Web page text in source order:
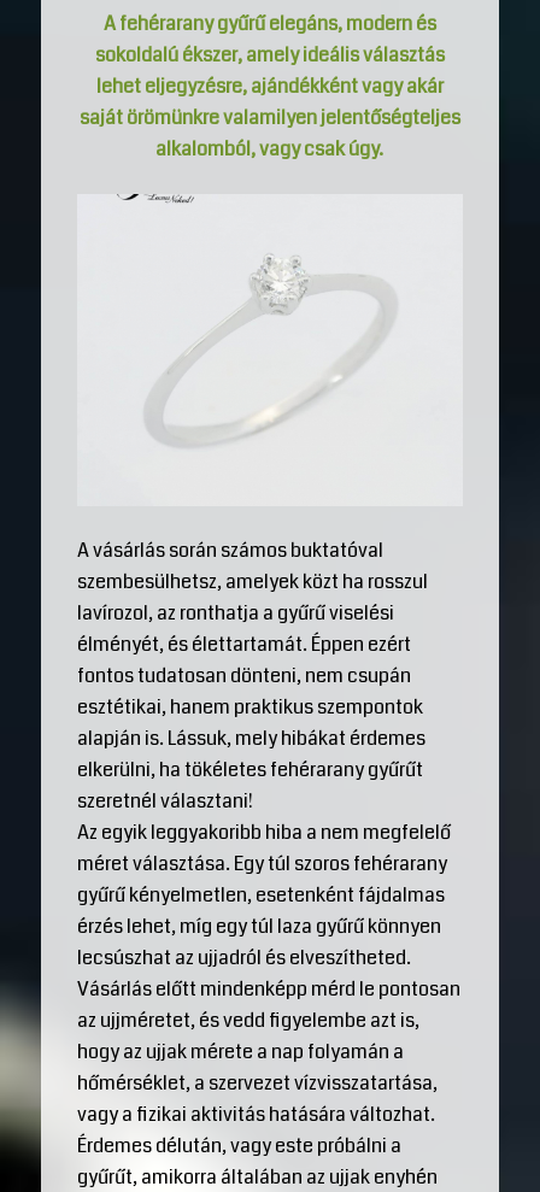
A fehérarany gyűrű elegáns, modern és
sokoldalú ékszer, amely ideális választás
lehet eljegyzésre, ajándékként vagy akár
saját örömünkre valamilyen jelentőségteljes
alkalomból, vagy csak úgy.
A vásárlás során számos buktatóval
szembesülhetsz, amelyek közt ha rosszul
lavírozol, az ronthatja a gyűrű viselési
élményét, és élettartamát. Éppen ezért
fontos tudatosan dönteni, nem csupán
esztétikai, hanem praktikus szempontok
alapján is. Lássuk, mely hibákat érdemes
elkerülni, ha tökéletes fehérarany gyűrűt
szeretnél választani!
Az egyik leggyakoribb hiba a nem megfelelő
méret választása. Egy túl szoros fehérarany
gyűrű kényelmetlen, esetenként fájdalmas
érzés lehet, míg egy túl laza gyűrű könnyen
lecsúszhat az ujjadról és elveszítheted.
Vásárlás előtt mindenképp mérd le pontosan
az ujjméretet, és vedd figyelembe azt is,
hogy az ujjak mérete a nap folyamán a
hőmérséklet, a szervezet vízvisszatartása,
vagy a fizikai aktivitás hatására változhat.
Érdemes délután, vagy este próbálni a
gyűrűt, amikorra általában az ujjak enyhén